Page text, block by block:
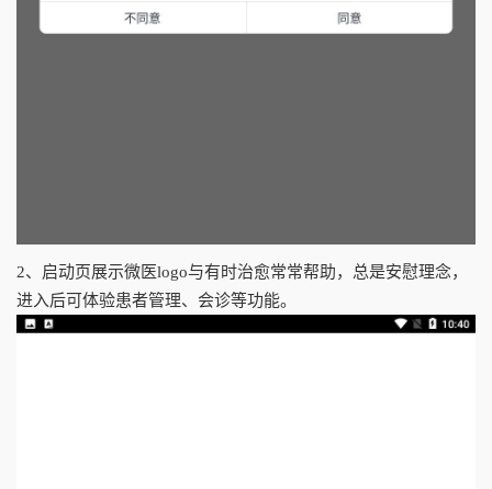
2、启动页展示微医logo与有时治愈常常帮助，总是安慰理念，
进入后可体验患者管理、会诊等功能。